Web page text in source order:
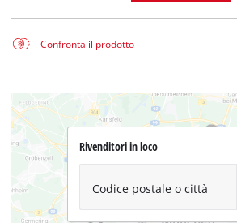
Confronta il prodotto
Rivenditori in loco
Codice postale o città